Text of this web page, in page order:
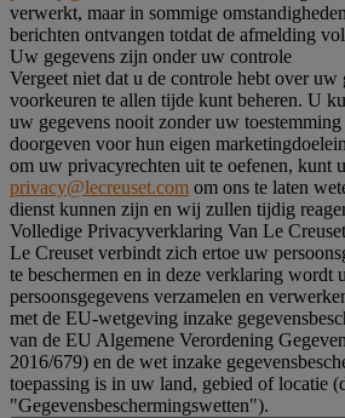
verwerkt, maar in sommige
berichten ontvangen totdat de afmelding
Uw gegevens zijn onder uw controle
Vergeet niet dat u de controle hebt over uw
voorkeuren te allen tijde kunt beheren. U
uw gegevens nooit zonder uw
doorgeven voor hun eigen
om uw privacyrechten uit te oefenen, kunt
privacy@lecreuset.com om ons te laten
dienst kunnen zijn en wij zullen tijdig
Volledige Privacyverklaring Van Le Creuset
Le Creuset verbindt zich ertoe uw
te beschermen en in deze verklaring wordt
persoonsgegevens verzamelen en
met de EU-wetgeving inzake
van de EU Algemene Verordening
2016/679) en de wet inzake
toepassing is in uw land, gebied of locatie
"Gegevensbeschermingswetten").